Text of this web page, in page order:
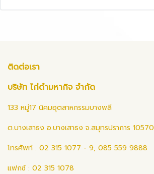
ติดต่อเรา
บริษัท ไก่ดำมหากิจ จำกัด
133 หมู่17 นิคมอุตสาหกรรมบางพลี
ต.บางเสาธง อ.บางเสาธง จ.สมุทรปราการ 10570
โทรศัพท์ : 02 315 1077 - 9, 085 559 9888
แฟกซ์ : 02 315 1078